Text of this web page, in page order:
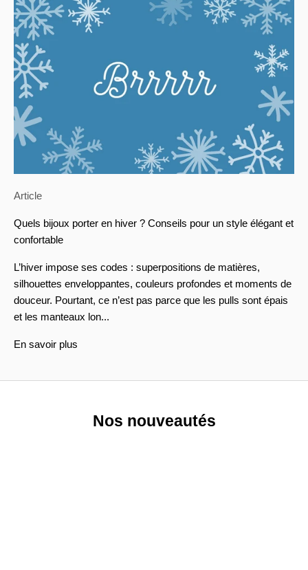
Article
Quels bijoux porter en hiver ? Conseils pour un style élégant et
confortable
L’hiver impose ses codes : superpositions de matières,
silhouettes enveloppantes, couleurs profondes et moments de
douceur. Pourtant, ce n’est pas parce que les pulls sont épais
et les manteaux lon...
En savoir plus
Nos nouveautés